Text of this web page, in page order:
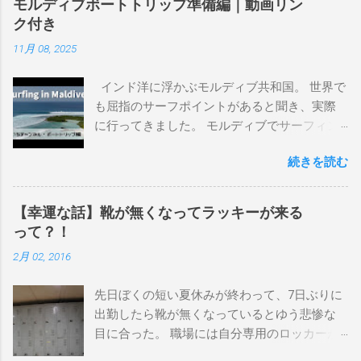
んなサーフボードに乗って、サーフィンの世
ーメイドビーチ 最もロングライドしてきたポ
イント スナッパー、レインボーベイ、グリ
ーンマウント、クーリービーチ、キラ、レノ
狙っているポイント バーレー、キラ、レイ
ンボーベイ、クーリービーチ 絶対に入りたい
ポイント ベルズビーチ、グレートオーシャ
ナチュラル DHD DX-1
5'10"×18'3/8×2'3/16 Glassing Team 4×4
Extra Toe patch FCS Dacy 6'0 Nick Maz 5'5"×
18'7/8"×2'5/18 FCS 375mm 295mm Firewire
モルディブボートトリップ準備編｜動画リン
ク付き
11月 08, 2025
インド洋に浮かぶモルディブ共和国。 世界で
も屈指のサーフポイントがあると聞き、実際
に行ってきました。 モルディブでサーフィン
テルやリゾートに滞在して目の前のブレイク
を独占するスタイル。もうひとつが、複数の
ポイントを巡る「ボートトリップ」です。 今
回はそのボートトリップで、時間と空間の贅
系YouTubeチャンネル「よういちチャンネル
Spirit Kooks」と、国内外のサーフトリップ専
門旅行会社「Geekoutトラベル」さんとのコラ
続きを読む
【幸運な話】靴が無くなってラッキーが来る
って？！
2月 02, 2016
先日ぼくの短い夏休みが終わって、7日ぶりに
出勤したら靴が無くなっているとゆう悲惨な
目に合った。 職場には自分専用のロッカーが